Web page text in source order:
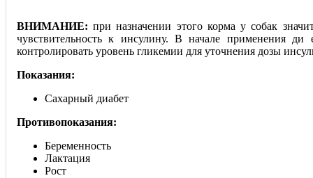
ВНИМАНИЕ: при назначении этого корма у собак
чувствительность к инсулину. В начале применения ди
контролировать уровень гликемии для уточнения дозы
Показания:
Сахарный диабет
Противопоказания:
Беременность
Лактация
Рост